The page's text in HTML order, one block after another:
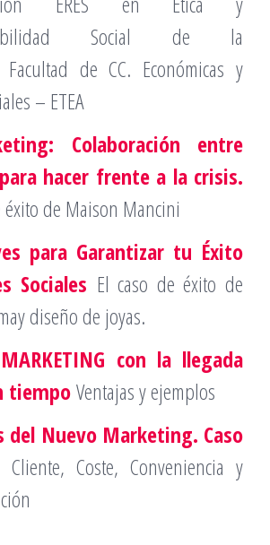
Social de la
Facultad de CC. Económicas y
– ETEA
Colaboración entre
hacer frente a la crisis.
éxito de Maison Mancini
para Garantizar tu Éxito
Sociales El caso de éxito de
diseño de joyas.
MARKETING con la llegada
tiempoVentajas y ejemplos
del Nuevo Marketing. Caso
Cliente, Coste, Conveniencia y